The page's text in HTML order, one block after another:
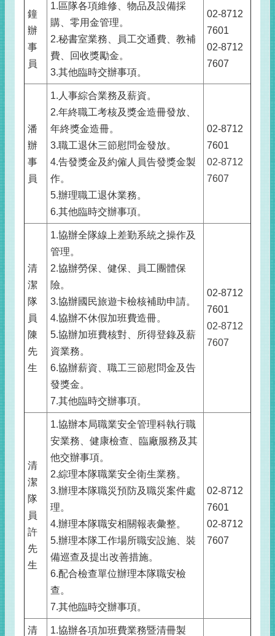
鐘
辦
事
員
1.區隊各項維修、物品及設備採
購、零用金管理。
2.秘書室業務、員工交通費、教補
費、回收獎勵金。
3.其他臨時交辦事項。
02-8712
7601
02-8712
7607
潘
辦
事
員
1.人事綜合業務及薪資。
2.年終職工考核及獎金造冊發放、
年終獎金造冊。
3.職工退休三節慰問金發放。
4.告發獎金及約僱人員告發獎金製
作。
5.辦理職工退休業務。
6.其他臨時交辦事項。
02-8712
7601
02-8712
7607
清
潔
隊
員
陳
先
生
1.協辦全隊線上差勤系統之操作及
管理。
2.協辦勞保、健保、員工團體保
險。
3.協辦國民旅遊卡檢核補助申請。
4.協辦不休假加班費造冊。
5.協辦加班費核對、所得登錄及薪
資業務。
6.協辦薪資、職工三節慰問金及告
發獎金。
7.其他臨時交辦事項。
02-8712
7601
02-8712
7607
清
潔
隊
員
許
先
生
1.協辦本局職業安全管理科執行職
安業務、健康檢查、臨廠服務及其
他交辦事項。
2.綜理本隊職業安全衛生業務。
3.辦理本隊職災預防及職災案件處
理。
4.辦理本隊職安相關報表彙整。
5.辦理本隊工作場所職安設施、裝
備巡查及提出改善措施。
6.配合檢查單位辦理本隊職安檢
查。
7.其他臨時交辦事項。
02-8712
7601
02-8712
7607
清
1.協辦各項加班費業務暨清冊製